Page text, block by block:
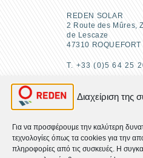
Διαχείριση της
Για να προσφέρουμε την καλύτερη
τεχνολογίες όπως τα cookies για την
πληροφορίες από τις συσκευές. Η
REDEN SOLAR
2 Route des Mûres,
de Lescaze
47310
T. +33 (0)5 64 25
ΒΡΕΙΤΕ